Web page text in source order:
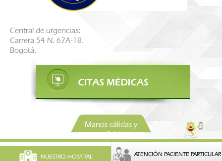
Central de urgencias:
Carrera 54 N. 67A-18.
Bogotá.
Manos cálidas y
confiables
NUESTRO HOSPITAL ATENCIÓN PACIENTE PARTICULAR